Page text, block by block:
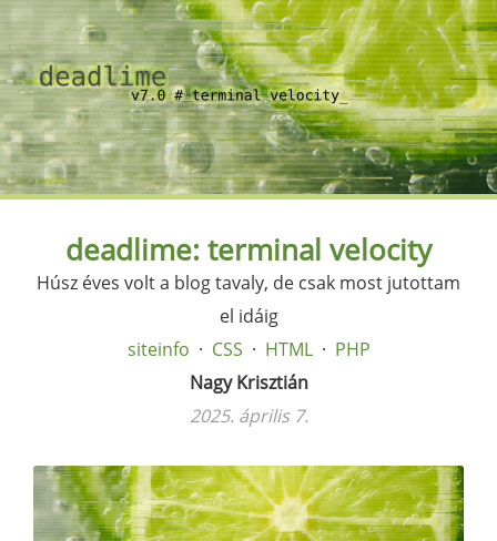
deadlime: terminal velocity
Húsz éves volt a blog tavaly, de csak most jutottam
el idáig
siteinfo
CSS HTML
PHP
Nagy Krisztián
2025. április 7.